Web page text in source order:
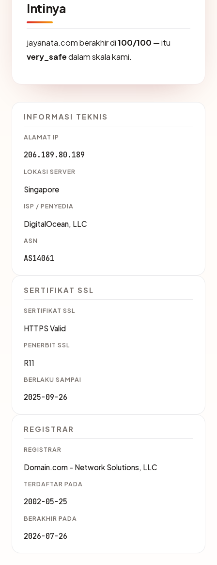
Intinya
jayanata.com berakhir di100/100 — itu
very_safedalam skala kami.
INFORMASI TEKNIS
ALAMAT IP
206.189.80.189
LOKASI SERVER
Singapore
ISP / PENYEDIA
DigitalOcean, LLC
ASN
AS14061
SERTIFIKAT SSL
SERTIFIKAT SSL
HTTPS Valid
PENERBIT SSL
R11
BERLAKU SAMPAI
2025-09-26
REGISTRAR
REGISTRAR
Domain.com - Network Solutions, LLC
TERDAFTAR PADA
2002-05-25
BERAKHIR PADA
2026-07-26